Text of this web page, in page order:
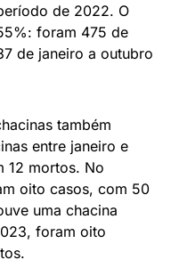
de 2022. O
foram 475 de
de janeiro a outubro
também
entre janeiro e
12 mortos. No
oito casos, com 50
uma chacina
foram oito